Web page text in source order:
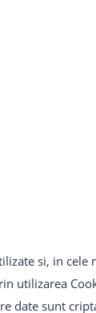
si, in cele
utilizarea
date sunt